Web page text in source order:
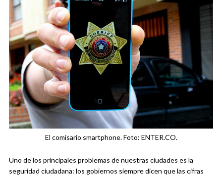
El comisario smartphone. Foto: ENTER.CO.
Uno de los principales problemas de nuestras ciudades es la
seguridad ciudadana: los gobiernos siempre dicen que las cifras